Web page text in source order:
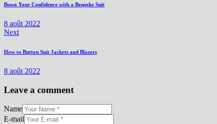
Boost Your Confidence with a Bespoke Suit
8 août 2022
Next
How to Button Suit Jackets and Blazers
8 août 2022
Leave a comment
Name
E-mail